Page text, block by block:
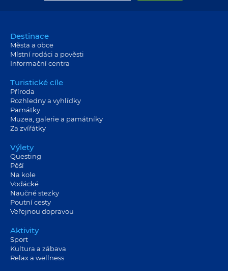
Destinace
Města a obce
Místní rodáci a pověsti
Informační centra
Turistické cíle
Příroda
Rozhledny a vyhlídky
Památky
Muzea, galerie a památníky
Za zvířátky
Výlety
Questing
Pěší
Na kole
Vodácké
Naučné stezky
Poutní cesty
Veřejnou dopravou
Aktivity
Sport
Kultura a zábava
Relax a wellness